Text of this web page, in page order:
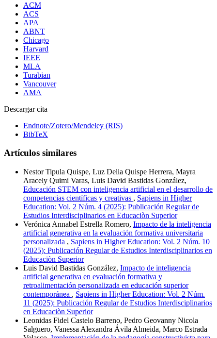
ACM
ACS
APA
ABNT
Chicago
Harvard
IEEE
MLA
Turabian
Vancouver
AMA
Descargar cita
Endnote/Zotero/Mendeley (RIS)
BibTeX
Artículos similares
Nestor Tipula Quispe, Luz Delia Quispe Herrera, Mayra
Aracely Quimi Varas, Luis David Bastidas González,
Educación STEM con inteligencia artificial en el desarrollo de
competencias científicas y creativas , Sapiens in Higher
Education: Vol. 2 Núm. 4 (2025): Publicación Regular de
Estudios Interdisciplinarios en Educaciòn Superior
Verónica Annabel Estrella Romero, Impacto de la inteligencia
artificial generativa en la evaluación formativa universitaria
personalizada , Sapiens in Higher Education: Vol. 2 Núm. 10
(2025): Publicación Regular de Estudios Interdisciplinarios en
Educaciòn Superior
Luis David Bastidas González, Impacto de inteligencia
artificial generativa en evaluación formativa y
retroalimentación personalizada en educación superior
contemporánea , Sapiens in Higher Education: Vol. 2 Núm.
11 (2025): Publicación Regular de Estudios Interdisciplinarios
en Educaciòn Superior
Leonidas Fidel Castelo Barreno, Pedro Geovanny Nicola
Salguero, Vanessa Alexandra Ávila Almeida, Marco Estrada